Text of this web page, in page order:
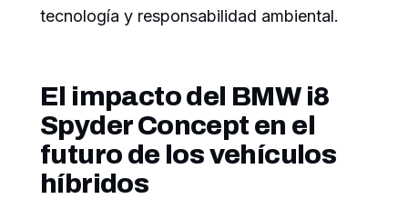
tecnología y responsabilidad ambiental.
El impacto del BMW i8
Spyder Concept en el
futuro de los vehículos
híbridos